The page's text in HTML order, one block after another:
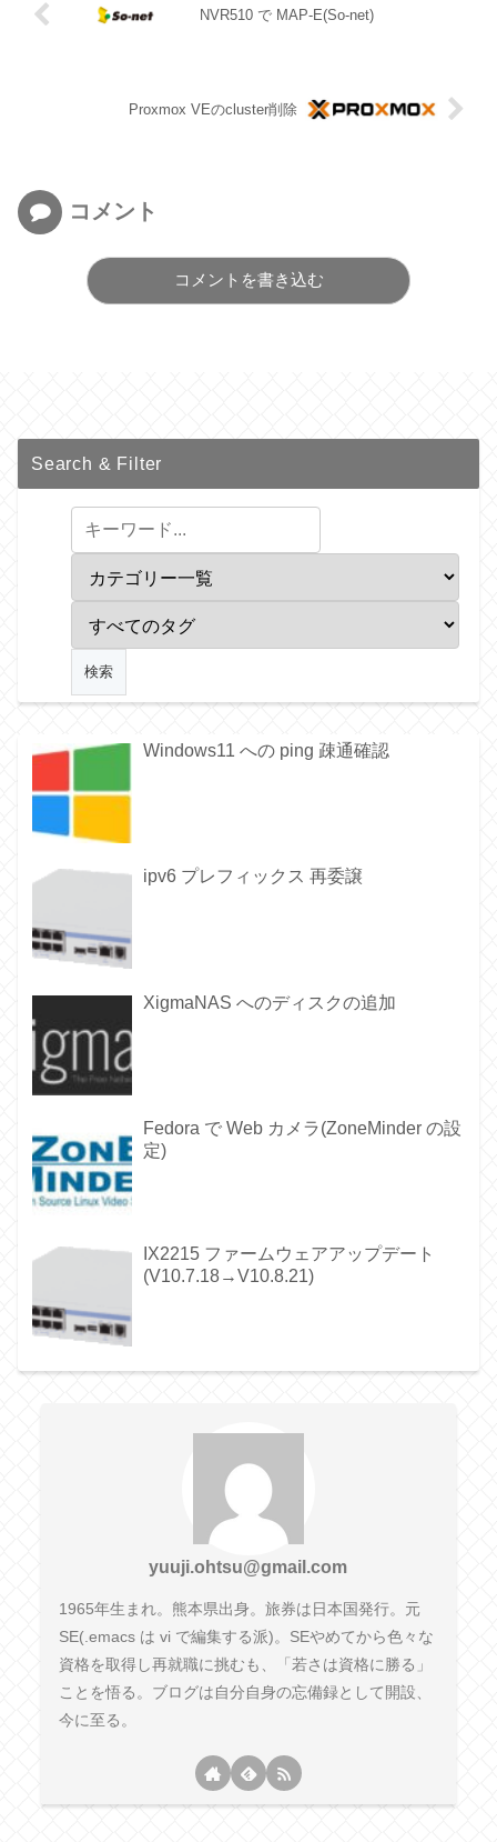
NVR510 で MAP-E(So-net)
Proxmox VEのcluster削除
コメント
コメントを書き込む
Search & Filter
Windows11 への ping 疎通確認
ipv6 プレフィックス 再委譲
XigmaNAS へのディスクの追加
Fedora で Web カメラ(ZoneMinder の設
定)
IX2215 ファームウェアアップデート
(V10.7.18→V10.8.21)
yuuji.ohtsu@gmail.com
1965年生まれ。熊本県出身。旅券は日本国発行。元
SE(.emacs は vi で編集する派)。SEやめてから色々な
資格を取得し再就職に挑むも、「若さは資格に勝る」
ことを悟る。ブログは自分自身の忘備録として開設、
今に至る。